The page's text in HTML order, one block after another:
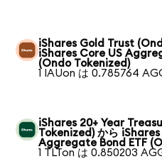
iShares Gold Trust
iShares Core US
(Ondo Tokenized)
1 IAUon は 0.785764
iShares 20+ Year
Tokenized) から
Aggregate Bond ETF
1 TLTon は 0.850203